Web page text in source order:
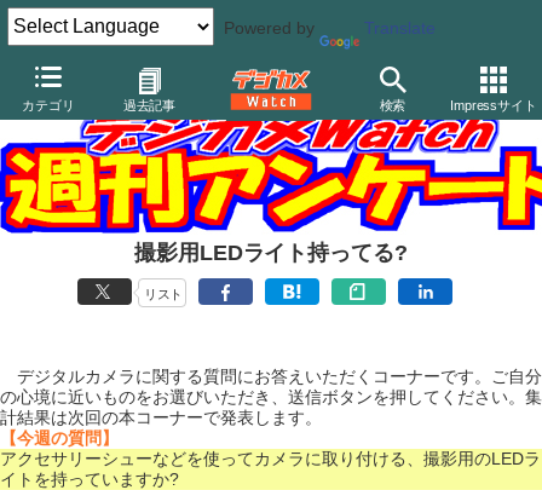
Powered by Translate
カテゴリ 過去記事 検索 Impressサイト
撮影用LEDライト持ってる?
リスト
デジタルカメラに関する質問にお答えいただくコーナーです。ご自分
の心境に近いものをお選びいただき、送信ボタンを押してください。集
計結果は次回の本コーナーで発表します。
【今週の質問】
アクセサリーシューなどを使ってカメラに取り付ける、撮影用のLEDラ
イトを持っていますか?